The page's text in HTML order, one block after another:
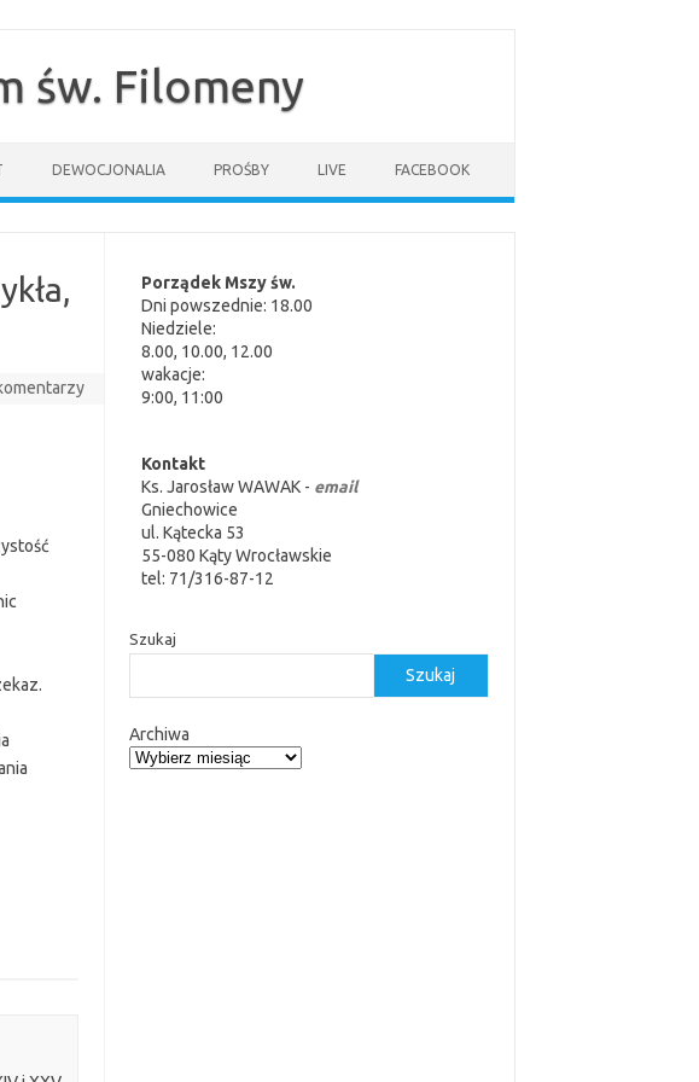
św. Filomeny
DEWOCJONALIA PROŚBY LIVE FACEBOOK
Porządek Mszy św.
Dni powszednie: 18.00
Niedziele:
8.00, 10.00, 12.00
wakacje:
9:00, 11:00
Kontakt
Ks. Jarosław WAWAK - email
Gniechowice
ul. Kątecka 53
55-080 Kąty Wrocławskie
tel: 71/316-87-12
Szukaj
Szukaj
Archiwa